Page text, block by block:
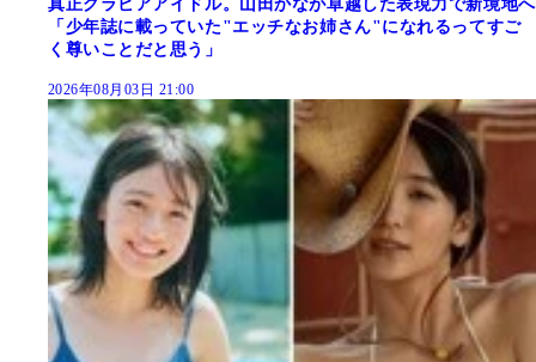
真正グラビアアイドル。山田かなが卓越した表現力で新境地へ
「少年誌に載っていた"エッチなお姉さん"になれるってすご
く尊いことだと思う」
2026年08月03日 21:00